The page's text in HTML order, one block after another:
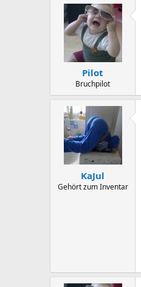
Pilot
Bruchpilot
KaJul
Gehört zum Inventar